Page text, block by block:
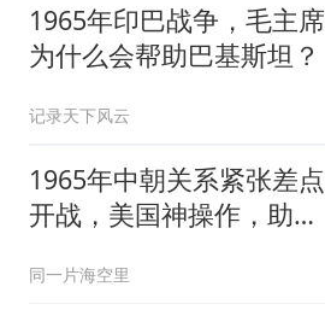
1965年印巴战争，毛主席
为什么会帮助巴基斯坦？
记录天下风云
1965年中朝关系紧张差点
开战，美国神操作，助两
同一片海空里